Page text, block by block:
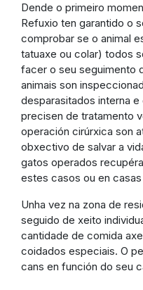
Dende o primeiro
Refuxio ten garantido o
comprobar se o animal
tatuaxe ou colar) todos
facer o seu seguimento
animais son
desparasitados interna
precisen de tratamento
operación cirúrxica son
obxectivo de salvar a
gatos operados
estes casos ou en
Unha vez na zona de
seguido de xeito
cantidade de comida
coidados especiais. O
cans en función do seu